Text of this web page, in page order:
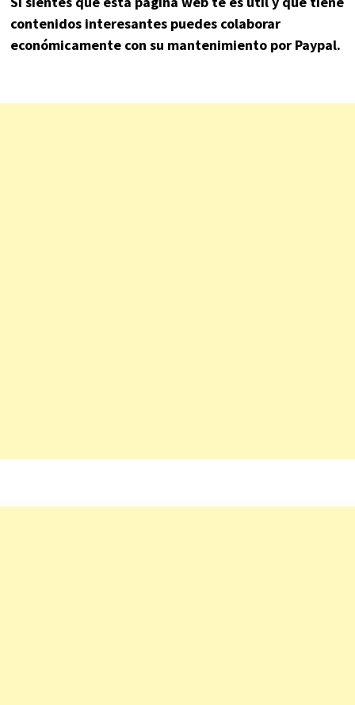
contenidos interesantes puedes colaborar
económicamente con su mantenimiento por Paypal.